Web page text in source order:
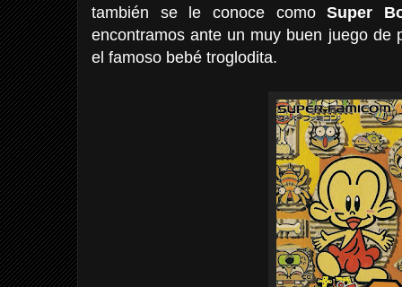
también se le conoce comoSuper
encontramos ante un muy buen juego de
el famoso bebé troglodita.